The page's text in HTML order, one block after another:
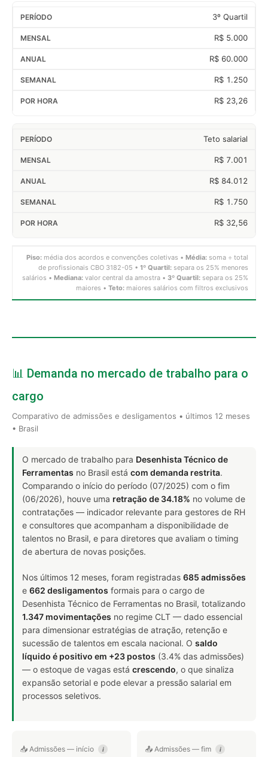
3º Quartil
R$ 5.000
R$ 60.000
R$ 1.250
R$ 23,26
Teto salarial
R$ 7.001
R$ 84.012
R$ 1.750
R$ 32,56
Piso: média dos acordos e convenções coletivas • Média: soma ÷ total
de profissionais CBO 3182-05 • 1º Quartil: separa os 25% menores
salários • Mediana: valor central da amostra • 3º Quartil: separa os 25%
maiores • Teto: maiores salários com filtros exclusivos
📊 Demanda no mercado de trabalho para o
cargo
Comparativo de admissões e desligamentos • últimos 12 meses
• Brasil
O mercado de trabalho para Desenhista Técnico de
Ferramentas no Brasil está com demanda restrita.
Comparando o início do período (07/2025) com o fim
(06/2026), houve uma retração de 34.18% no volume de
contratações — indicador relevante para gestores de RH
e consultores que acompanham a disponibilidade de
talentos no Brasil, e para diretores que avaliam o timing
de abertura de novas posições.
Nos últimos 12 meses, foram registradas 685 admissões
e 662 desligamentos formais para o cargo de
Desenhista Técnico de Ferramentas no Brasil, totalizando
1.347 movimentações no regime CLT — dado essencial
para dimensionar estratégias de atração, retenção e
sucessão de talentos em escala nacional. O saldo
líquido é positivo em +23 postos (3.4% das admissões)
— o estoque de vagas está crescendo, o que sinaliza
expansão setorial e pode elevar a pressão salarial em
processos seletivos.
📥 Admissões — início i 📤 Admissões — fim i